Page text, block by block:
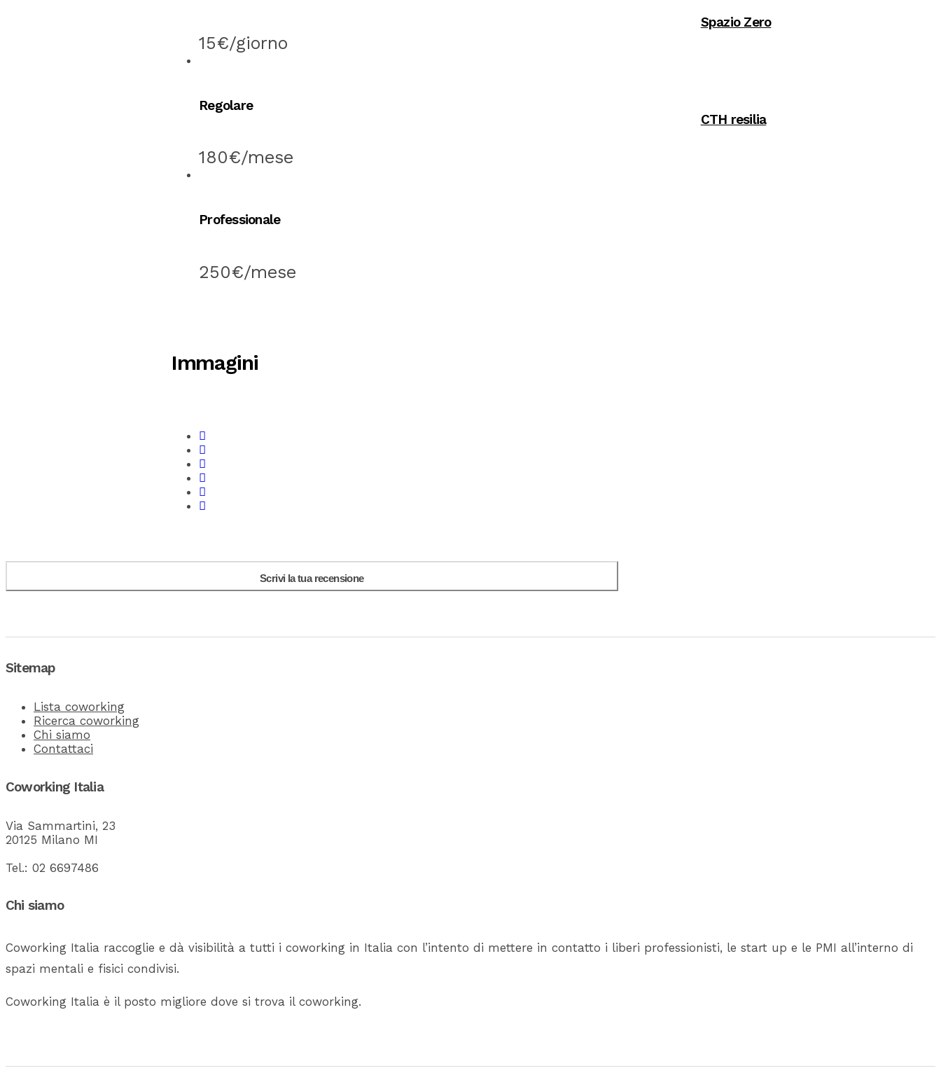
15€/giorno
Regolare
180€/mese
Professionale
250€/mese
Immagini
Scrivi la tua recensione
Spazio Zero
CTH resilia
Sitemap
Lista coworking
Ricerca coworking
Chi siamo
Contattaci
Coworking Italia
Via Sammartini, 23
20125 Milano MI
Tel.: 02 6697486
Chi siamo
Coworking Italia raccoglie e dà visibilità a tutti i coworking in Italia con l’intento di mettere in contatto i liberi professionisti, le start up e le PMI all’interno di
spazi mentali e fisici condivisi.
Coworking Italia è il posto migliore dove si trova il coworking.